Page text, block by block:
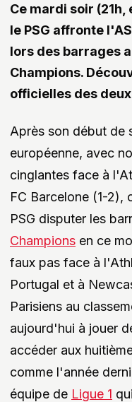
Ce mardi soir (21h,
le PSG affronte
lors des barrages
Champions.
officielles des
Après son début de
européenne, avec
cinglantes face à
FC Barcelone (1-2),
PSG disputer les
Champions en ce
faux pas face à
Portugal et à
Parisiens au
aujourd'hui à jouer
accéder aux
comme l'année
équipe de Ligue 1